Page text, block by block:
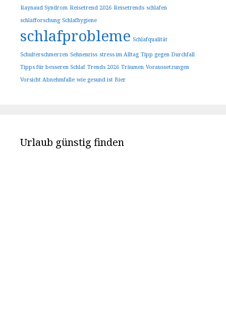
Raynaud Syndrom Reisetrend 2026 Reisetrends schlafen
schlafforschung Schlafhygiene
schlafprobleme Schlafqualität
Schulterschmerzen Sehnenriss stress im Alltag Tipp gegen Durchfall
Tipps für besseren Schlaf Trends 2026 Träumen Voraussetzungen
Vorsicht Abnehmfalle wie gesund ist Bier
Urlaub günstig finden